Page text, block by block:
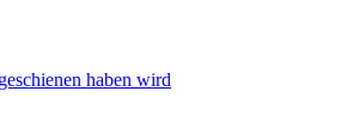
haben wird